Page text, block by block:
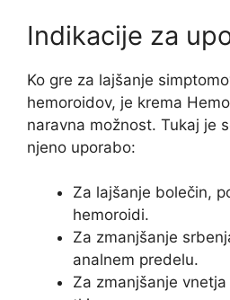
Indikacije za
Ko gre za lajšanje
hemoroidov, je krema
naravna možnost. Tukaj je
njeno uporabo:
Za lajšanje bolečin,
hemoroidi.
Za zmanjšanje
analnem predelu.
Za zmanjšanje